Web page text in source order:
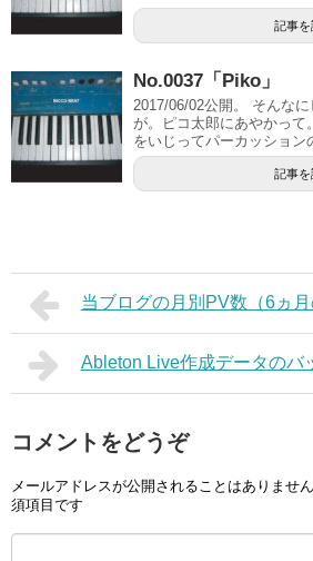
記事を
No.0037「Piko」
2017/06/02公開。 そんな
が。ピコ太郎にあやかって
をいじってパーカッション
記事を
当ブログの月別PV数（6ヵ月
Ableton Live作成データのバ
コメントをどうぞ
メールアドレスが公開されることはありません
須項目です